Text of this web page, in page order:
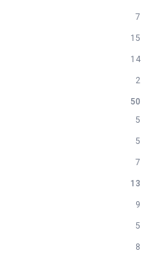
7
15
14
2
50
5
5
7
13
9
5
8